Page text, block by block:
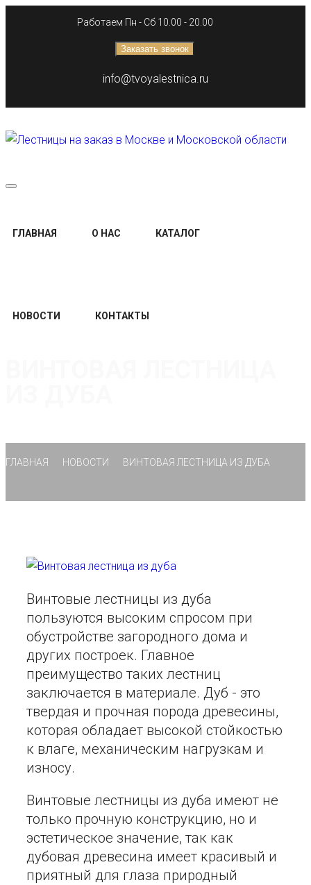
Работаем Пн - Сб 10.00 - 20.00
Заказать звонок
info@tvoyalestnica.ru
ГЛАВНАЯ О НАС КАТАЛОГ
НОВОСТИ КОНТАКТЫ
ГЛАВНАЯ НОВОСТИ ВИНТОВАЯ ЛЕСТНИЦА ИЗ ДУБА
Винтовые лестницы из дуба
пользуются высоким спросом при
обустройстве загородного дома и
других построек. Главное
преимущество таких лестниц
заключается в материале. Дуб - это
твердая и прочная порода древесины,
которая обладает высокой стойкостью
к влаге, механическим нагрузкам и
износу.
Винтовые лестницы из дуба имеют не
только прочную конструкцию, но и
эстетическое значение, так как
дубовая древесина имеет красивый и
приятный для глаза природный